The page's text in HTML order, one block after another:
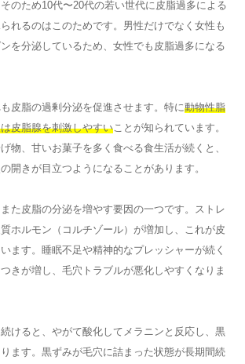
のため10代〜20代の若い世代に皮脂過多による
れるのはこのためです。男性だけでなく女性も
を分泌しているため、女性でも皮脂過多になる
皮脂の過剰分泌を促進させます。特に動物性脂
皮脂腺を刺激しやすいことが知られています。
物、甘いお菓子を多く食べる食生活が続くと、
開きが目立つようになることがあります。
た皮脂の分泌を増やす要因の一つです。ストレ
ホルモン（コルチゾール）が増加し、これが皮
ます。睡眠不足や精神的なプレッシャーが続く
きが増し、毛穴トラブルが悪化しやすくなりま
けると、やがて酸化してメラニンと反応し、黒
ます。黒ずみが毛穴に詰まった状態が長期間続